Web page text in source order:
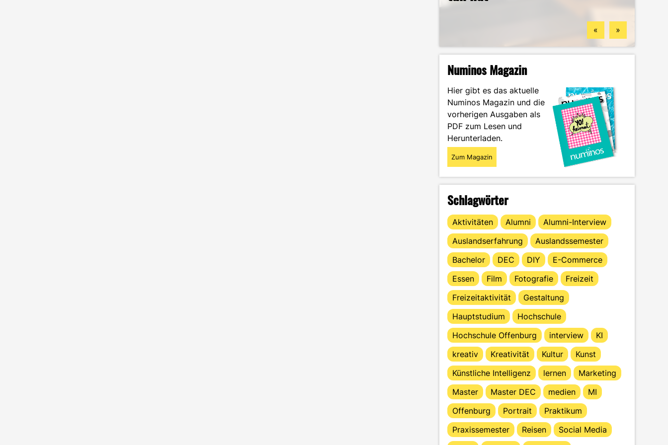
Gengenbach – DEC an drei
deine berufliche Zukunft finden
Guide durch das
Ästhetik, Sport und
Zukunftspläne: Aylin im Portrait
« »
Numinos Magazin
Hier gibt es das aktuelle
Numinos Magazin und die
vorherigen Ausgaben als
PDF zum Lesen und
Herunterladen.
Zum Magazin
Schlagwörter
Aktivitäten Alumni
Alumni-Interview
Auslandserfahrung
Auslandssemester
Bachelor
DEC DIY
E-Commerce
Essen
Film Fotografie
Freizeit
Freizeitaktivität
Gestaltung
Hauptstudium
Hochschule
Hochschule Offenburg
interview
KI
kreativ
Kreativität Kultur
Kunst
Künstliche Intelligenz
lernen
Marketing
Master
Master DEC medien
MI
Offenburg
Portrait
Praktikum
Praxissemester
Reisen
Social Media